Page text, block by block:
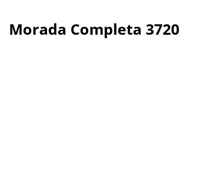
Morada Completa 3720